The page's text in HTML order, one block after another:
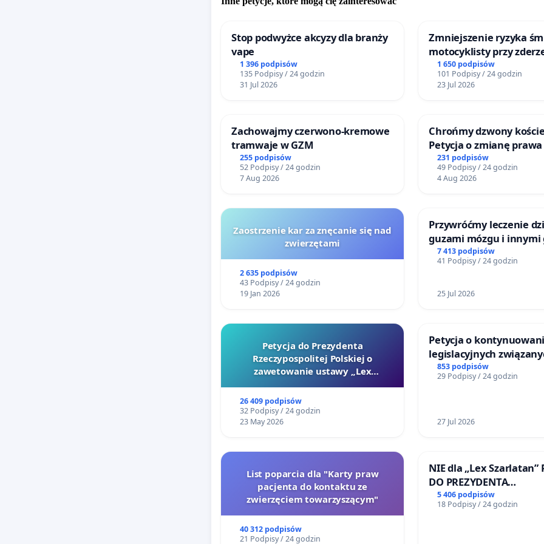
pod znacznym i stale rosnącym obciążeniem, w szczególności w
przepustowości w godzinach szczytu oraz systematycznego
wydłużania czasów przejazdu.
Budowa przystanku kolejowego Bieńkowice/Zacharzyce (w rejonie
udział transportu zbiorowego w codziennych podróżach
mieszkańców.
Przystanek ten mógłby również pełnić kluczową rolę w rozwoju
systemu transportowego całej aglomeracji wrocławskiej. Warto
podkreślić, że proponowana odległość między przystankami (ok. 1
km) mieści się w standardach nowoczesnej kolei aglomeracyjnej.
Korzyści z realizacji inwestycji
Wrocławia pozwoliłaby na:
znaczną poprawę dostępności kolei aglomeracyjnej dla
mieszkańców dynamicznie rozwijających się osiedli w rejonie
Bieńkowic, Zacharzyc i Radwanic,
obsługę obszarów, w których planowana jest intensywna
zabudowa mieszkaniowa zgodnie z dokumentami
planistycznymi Gminy Siechnice,
południowo-wschodniej części Wrocławia,
realne obciążenie kluczowych ciągów komunikacji
samochodowej, takich jak ul. Buforowa, DK94 oraz ul.
Opolska,
zwiększenie udziału transportu zbiorowego w codziennych
zmniejszenie emisji zanieczyszczeń powietrza i realizację
Stop podwyżce akcyzy dla branży
vape
1 396 podpisów
135 Podpisy / 24 godzin
31 Jul 2026
Zmniejszenie ryzyka
motocyklisty przy
barierą energochłonną
1 650 podpisów
101 Podpisy / 24 godzin
23 Jul 2026
Zachowajmy czerwono-kremowe
tramwaje w GZM
255 podpisów
52 Podpisy / 24 godzin
7 Aug 2026
Chrońmy dzwony
Petycja o zmianę prawa
231 podpisów
49 Podpisy / 24 godzin
4 Aug 2026
Zaostrzenie kar za znęcanie się nad
zwierzętami
2 635 podpisów
43 Podpisy / 24 godzin
19 Jan 2026
Przywróćmy leczenie
guzami mózgu i innymi
litymi do
Centrum Zdrowia
7 413 podpisów
41 Podpisy / 24 godzin
25 Jul 2026
Petycja do Prezydenta
Rzeczypospolitej Polskiej o
zawetowanie ustawy „Lex
26 409 podpisów
32 Podpisy / 24 godzin
23 May 2026
Petycja o
legislacyjnych
reformą prawa
853 podpisów
29 Podpisy / 24 godzin
27 Jul 2026
List poparcia dla "Karty praw
pacjenta do kontaktu ze
zwierzęciem towarzyszącym"
40 312 podpisów
21 Podpisy / 24 godzin
NIE dla „Lex Szarlatan”
DO PREZYDENTA
RZECZYPOSPOLITEJ
5 406 podpisów
18 Podpisy / 24 godzin